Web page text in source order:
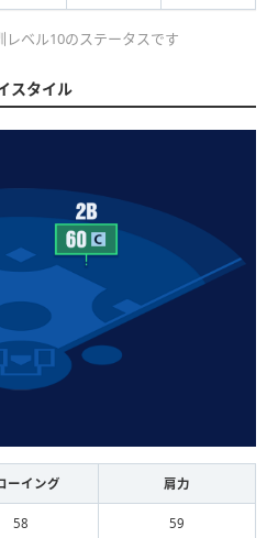
ベル10のステータスです
スタイル
ーイング 肩力
58 59